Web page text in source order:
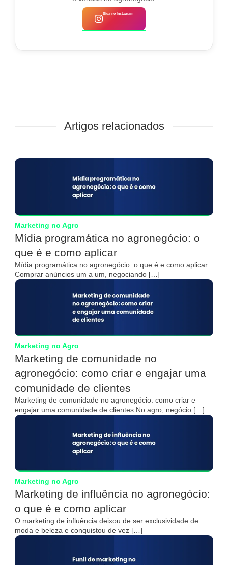
Siga no Instagram
Artigos relacionados
Marketing no Agro
Mídia programática no agronegócio: o
que é e como aplicar
Mídia programática no agronegócio: o que é e como aplicar
Comprar anúncios um a um, negociando […]
Marketing no Agro
Marketing de comunidade no
agronegócio: como criar e engajar uma
comunidade de clientes
Marketing de comunidade no agronegócio: como criar e
engajar uma comunidade de clientes No agro, negócio […]
Marketing no Agro
Marketing de influência no agronegócio:
o que é e como aplicar
O marketing de influência deixou de ser exclusividade de
moda e beleza e conquistou de vez […]